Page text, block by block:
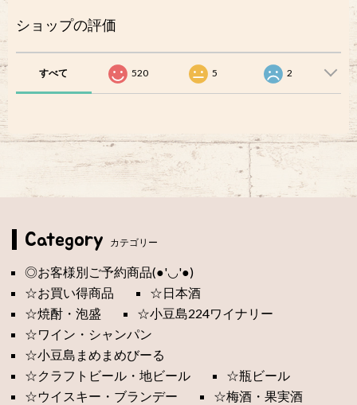
ショップの評価
すべて 520 5 2
Category カテゴリー
◎お客様別ご予約商品(●'◡'●)
☆お買い得商品
☆日本酒
☆焼酎・泡盛
☆小豆島224ワイナリー
☆ワイン・シャンパン
☆小豆島まめまめびーる
☆クラフトビール・地ビール
☆瓶ビール
☆ウイスキー・ブランデー
☆梅酒・果実酒